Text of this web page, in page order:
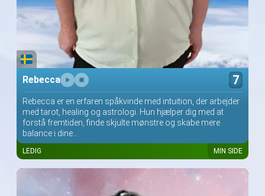
Rebecca 7
Rebecca er en erfaren spåkvinde med intuition, der arbejder
med tarot, healing og astrologi. Hun hjælper dig med at
forstå fremtiden, finde skjulte mønstre og skabe mere
balance i dine...
LEDIG MIN SIDE